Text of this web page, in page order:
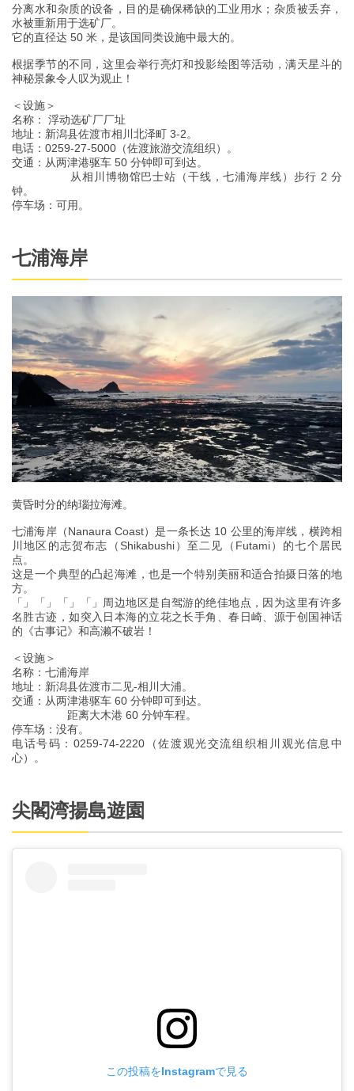
分离水和杂质的设备，目的是确保稀缺的工业用水；杂质被丢弃，
水被重新用于选矿厂。
它的直径达 50 米，是该国同类设施中最大的。
根据季节的不同，这里会举行亮灯和投影绘图等活动，满天星斗的
神秘景象令人叹为观止！
＜设施＞
名称： 浮动选矿厂厂址
地址：新潟县佐渡市相川北泽町 3-2。
电话：0259-27-5000（佐渡旅游交流组织）。
交通：从两津港驱车 50 分钟即可到达。
从相川博物馆巴士站（干线，七浦海岸线）步行 2 分
钟。
停车场：可用。
七浦海岸
黄昏时分的纳瑙拉海滩。
七浦海岸（Nanaura Coast）是一条长达 10 公里的海岸线，横跨相
川地区的志贺布志（Shikabushi）至二见（Futami）的七个居民
点。
这是一个典型的凸起海滩，也是一个特别美丽和适合拍摄日落的地
方。
「」「」「」「」周边地区是自驾游的绝佳地点，因为这里有许多
名胜古迹，如突入日本海的立花之长手角、春日崎、源于创国神话
的《古事记》和高濑不破岩！
＜设施＞
名称：七浦海岸
地址：新潟县佐渡市二见-相川大浦。
交通：从两津港驱车 60 分钟即可到达。
距离大木港 60 分钟车程。
停车场：没有。
电话号码：0259-74-2220（佐渡观光交流组织相川观光信息中
心）。
尖閣湾揚島遊園
この投稿をInstagramで見る